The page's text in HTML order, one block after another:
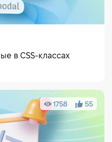
в CSS-классах
1758 55